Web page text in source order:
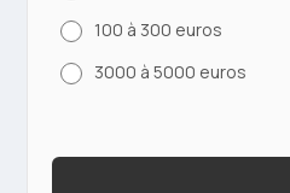
100 à 300 euros
3000 à 5000 euros